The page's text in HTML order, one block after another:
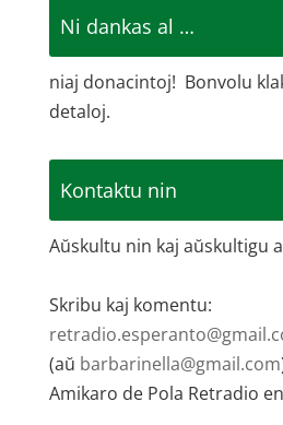
Ni dankas al …
niaj donacintoj! Bonvolu
detaloj.
Kontaktu nin
Aŭskultu nin kaj aŭskultigu
Skribu kaj komentu:
(aŭ barbarinella@gmail.com
Amikaro de Pola Retradio